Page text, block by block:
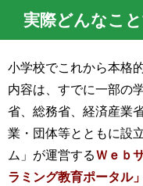
実際どんなこ
小学校でこれから本格
内容は、すでに一部の
省、総務省、経済産業
業・団体等とともに設
ム」が運営するＷｅｂ
ラミング教育ポータル